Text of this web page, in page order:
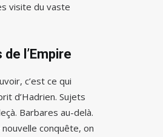
visite du vaste
l’Empire
c’est ce qui
d’Hadrien. Sujets
Barbares au-delà.
nouvelle conquête, on